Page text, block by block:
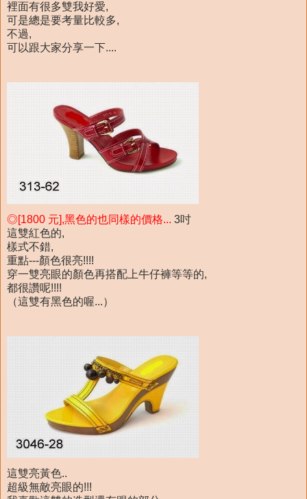
裡面有很多雙我好愛,
可是總是要考量比較多,
不過,
可以跟大家分享一下....
◎[1800 元],黑色的也同樣的價格... 3吋
這雙紅色的,
樣式不錯,
重點---顏色很亮!!!!
穿一雙亮眼的顏色再搭配上牛仔褲等等的,
都很讚呢!!!!
（這雙有黑色的喔...）
這雙亮黃色..
超級無敵亮眼的!!!